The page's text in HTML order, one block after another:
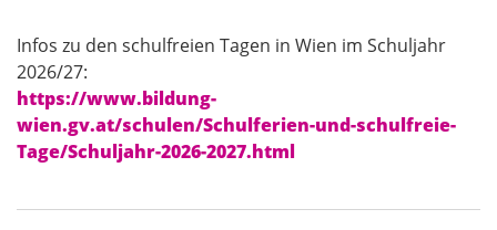
Infos zu den schulfreien Tagen in Wien im Schuljahr
2026/27:
https://www.bildung-
wien.gv.at/schulen/Schulferien-und-schulfreie-
Tage/Schuljahr-2026-2027.html